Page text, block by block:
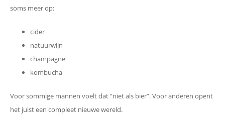
soms meer op:
cider
natuurwijn
champagne
kombucha
Voor sommige mannen voelt dat “niet als bier”. Voor anderen opent
het juist een compleet nieuwe wereld.